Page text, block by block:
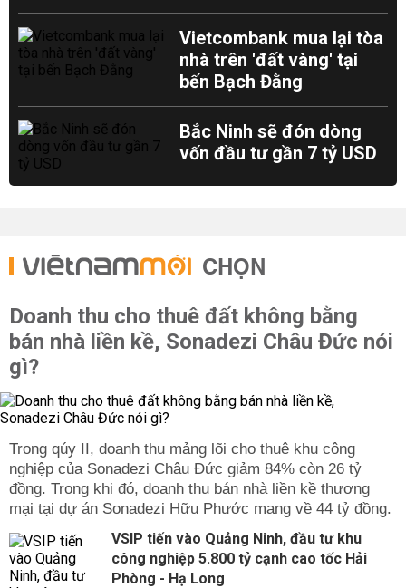
Vietcombank mua lại tòa
nhà trên 'đất vàng' tại
bến Bạch Đằng
Bắc Ninh sẽ đón dòng
vốn đầu tư gần 7 tỷ USD
CHỌN
Doanh thu cho thuê đất không bằng
bán nhà liền kề, Sonadezi Châu Đức nói
gì?
Trong qúy II, doanh thu mảng lõi cho thuê khu công
nghiệp của Sonadezi Châu Đức giảm 84% còn 26 tỷ
đồng. Trong khi đó, doanh thu bán nhà liền kề thương
mại tại dự án Sonadezi Hữu Phước mang về 44 tỷ đồng.
VSIP tiến vào Quảng Ninh, đầu tư khu
công nghiệp 5.800 tỷ cạnh cao tốc Hải
Phòng - Hạ Long